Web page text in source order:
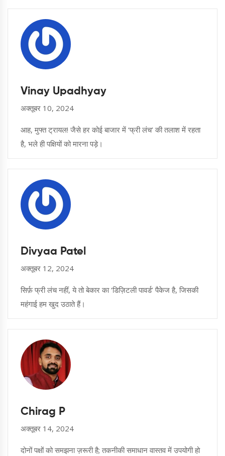
Vinay Upadhyay
अक्तूबर 10, 2024
आह, मुफ्त ट्रायल! जैसे हर कोई बाजार में ‘फ्री लंच’ की तलाश में रहता
है, भले ही पक्षियों को मारना पड़े।
Divyaa Patel
अक्तूबर 12, 2024
सिर्फ़ फ्री लंच नहीं, ये तो बेकार का ‘डिज़िटली पावर्ड’ पैकेज है, जिसकी
महंगाई हम खुद उठाते हैं।
Chirag P
अक्तूबर 14, 2024
दोनों पक्षों को समझना ज़रूरी है; तकनीकी समाधान वास्तव में उपयोगी हो